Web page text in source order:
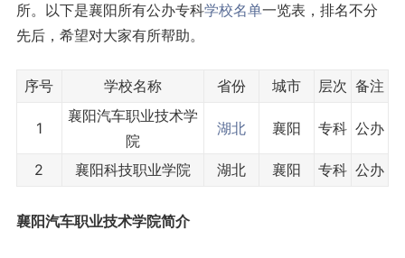
所。以下是襄阳所有公办专科学校名单一览表，排名不分
先后，希望对大家有所帮助。
序号 学校名称 省份 城市 层次 备注
1
襄阳汽车职业技术学
院
湖北 襄阳 专科 公办
2 襄阳科技职业学院 湖北 襄阳 专科 公办
襄阳汽车职业技术学院简介